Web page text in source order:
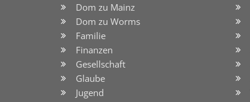
Dom zu Mainz
Dom zu Worms
Familie
Finanzen
Gesellschaft
Glaube
Jugend